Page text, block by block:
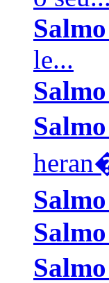
le...